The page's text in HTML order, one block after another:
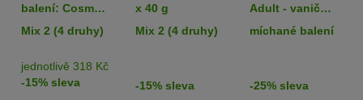
balení: Cosma
Soup 24 x 40 g
Mix 2 (4 druhy)
jednotlivě 318 Kč
-15% sleva
x 40 g
Mix 2 (4 druhy)
-15% sleva
Adult - vaničky
6 x 85 g
míchané balení
-25% sleva